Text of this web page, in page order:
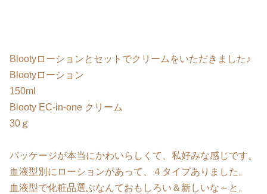
Blootyローションとセットでクリームをいただきました♪
Blootyローション
150ml
Blooty EC-in-one クリーム
30ｇ
パッケージが本当にかわいらしくて、私好みな感じです。
血液型別にローションがあって、４タイプありました。
血液型で化粧品選ぶなんておもしろい＆新しいな～と。